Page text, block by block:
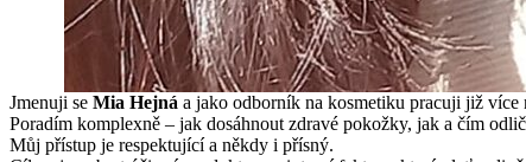
Jmenuji se Mia Hejná a jako odborník na kosmetiku pracuji již
Poradím komplexně – jak dosáhnout zdravé pokožky, jak a čím
Můj přístup je respektující a někdy i přísný.